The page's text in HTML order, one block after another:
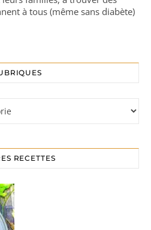
à tous (même sans diabète)
RECETTES